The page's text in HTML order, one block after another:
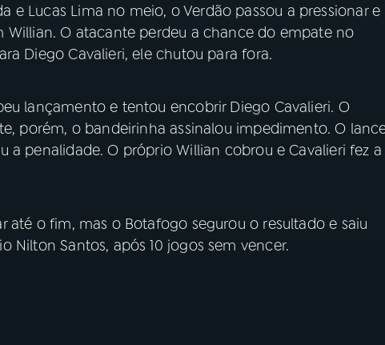
e Lucas Lima no meio, o Verdão passou a pressionar e
Willian. O atacante perdeu a chance do empate no
Diego Cavalieri, ele chutou para fora.
lançamento e tentou encobrir Diego Cavalieri. O
porém, o bandeirinha assinalou impedimento. O
a penalidade. O próprio Willian cobrou e Cavalieri fez a
até o fim, mas o Botafogo segurou o resultado e saiu
Nilton Santos, após 10 jogos sem vencer.